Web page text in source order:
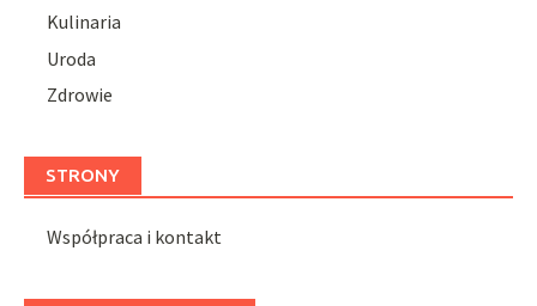
Kulinaria
Uroda
Zdrowie
STRONY
Współpraca i kontakt